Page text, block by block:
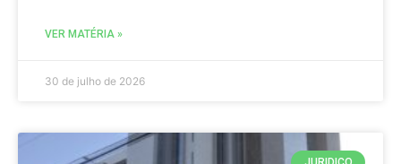
VER MATÉRIA »
30 de julho de 2026